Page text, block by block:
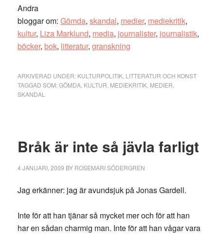
Andra
bloggar om: Gömda, skandal, medier, mediekritik,
kultur, Liza Marklund, media, journalister, journalistik,
böcker, bok, litteratur, granskning
ARKIVERAD UNDER: KULTURPOLITIK, LITTERATUR OCH KONST
TAGGAD SOM:GÖMDA, KULTUR MEDIEKRITIK, MEDIER
SKANDAL
Bråk är inte så jävla farligt
4 JANUARI, 2009 BY ROSEMARI SÖDERGREN
Jag erkänner: jag är avundsjuk på Jonas Gardell.
Inte för att han tjänar så mycket mer och för att han
har en sådan charmig man. Inte för att han vågar vara